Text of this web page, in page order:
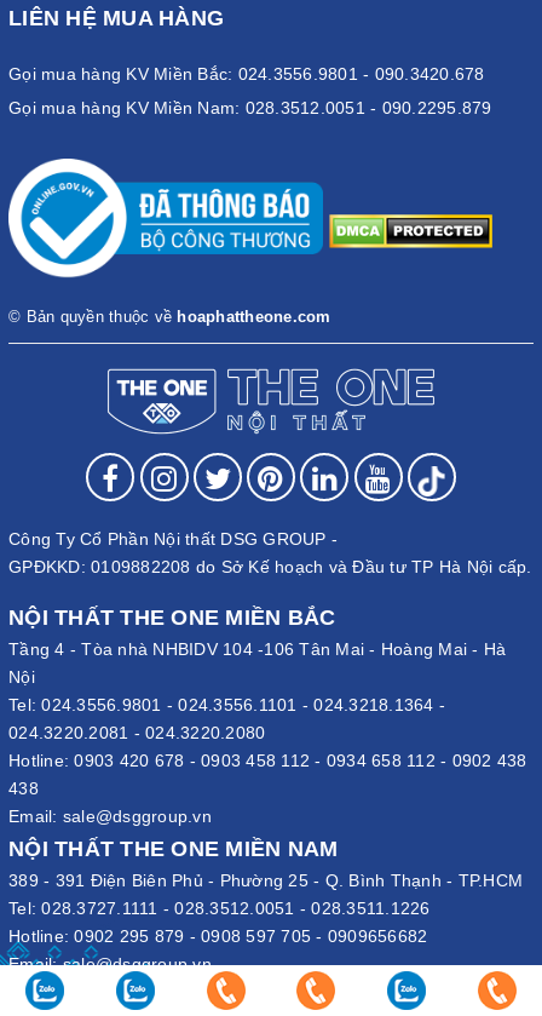
LIÊN HỆ MUA HÀNG
Gọi mua hàng KV Miền Bắc: 024.3556.9801 - 090.3420.678
Gọi mua hàng KV Miền Nam: 028.3512.0051 - 090.2295.879
© Bản quyền thuộc về hoaphattheone.com
Công Ty Cổ Phần Nội thất DSG GROUP -
GPĐKKD: 0109882208 do Sở Kế hoạch và Đầu tư TP Hà Nội cấp.
NỘI THẤT THE ONE MIỀN BẮC
Tầng 4 - Tòa nhà NHBIDV 104 -106 Tân Mai - Hoàng Mai - Hà
Nội
Tel:024.3556.9801 -024.3556.1101 -024.3218.1364 -
024.3220.2081 - 024.3220.2080
Hotline:0903 420 678 - 0903 458 112 - 0934 658 112 - 0902 438
438
Email: sale@dsggroup.vn
NỘI THẤT THE ONE MIỀN NAM
389 - 391 Điện Biên Phủ - Phường 25 - Q. Bình Thạnh - TP.HCM
Tel:028.3727.1111 -028.3512.0051 -028.3511.1226
Hotline:0902 295 879 - 0908 597 705 - 0909656682
Email:sale@dsggroup.vn
VĂN PHÒNG TẬP ĐOÀN